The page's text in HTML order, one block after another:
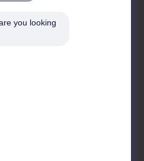
you looking